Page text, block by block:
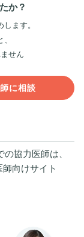
か？
ます。
せん
に相談
協力医師は、
向けサイト